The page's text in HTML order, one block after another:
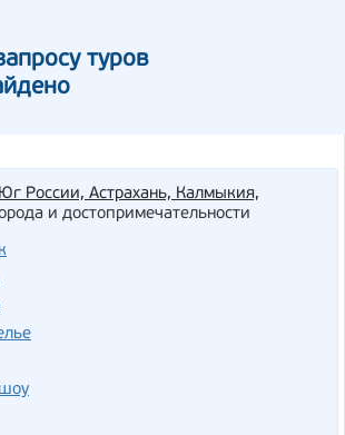
туров
России, Астрахань, Калмыкия,
и достопримечательности